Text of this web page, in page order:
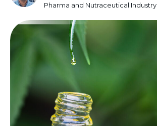
Pharma and Nutraceutical Industry